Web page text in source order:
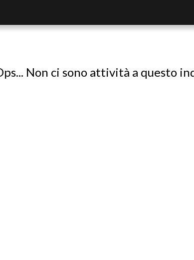
Non ci sono attività a questo